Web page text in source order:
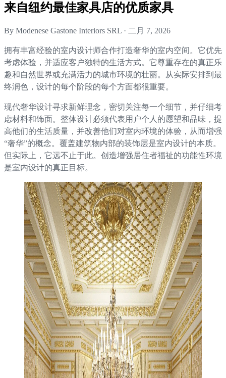
来自纽约最佳家具店的优质家具
By Modenese Gastone Interiors SRL · 二月 7, 2026
拥有丰富经验的室内设计师合作打造奢华的室内空间。它优先
考虑体验，并适应客户独特的生活方式。它尊重存在的真正乐
趣和自然世界或充满活力的城市环境的壮丽。从实际安排到最
终润色，设计的每个阶段的每个方面都很重要。
现代奢华设计寻求新鲜理念，密切关注每一个细节，并仔细考
虑材料和饰面。整体设计必须代表用户个人的愿望和品味，提
高他们的生活质量，并改善他们对室内环境的体验，从而增强
“奢华”的概念。覆盖建筑物内部的装饰层是室内设计的本质。
但实际上，它远不止于此。创造增强居住者福祉的功能性环境
是室内设计的真正目标。